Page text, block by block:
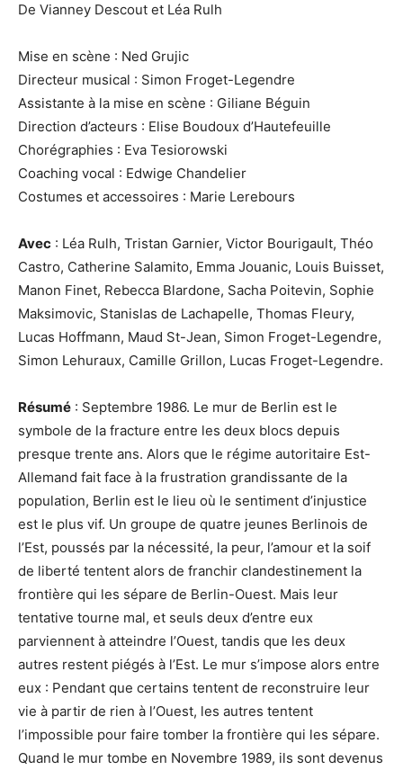
De Vianney Descout et Léa Rulh
Mise en scène : Ned Grujic
Directeur musical : Simon Froget-Legendre
Assistante à la mise en scène : Giliane Béguin
Direction d’acteurs : Elise Boudoux d’Hautefeuille
Chorégraphies : Eva Tesiorowski
Coaching vocal : Edwige Chandelier
Costumes et accessoires : Marie Lerebours
Avec : Léa Rulh, Tristan Garnier, Victor Bourigault, Théo
Castro, Catherine Salamito, Emma Jouanic, Louis Buisset,
Manon Finet, Rebecca Blardone, Sacha Poitevin, Sophie
Maksimovic, Stanislas de Lachapelle, Thomas Fleury,
Lucas Hoffmann, Maud St-Jean, Simon Froget-Legendre,
Simon Lehuraux, Camille Grillon, Lucas Froget-Legendre.
Résumé : Septembre 1986. Le mur de Berlin est le
symbole de la fracture entre les deux blocs depuis
presque trente ans. Alors que le régime autoritaire Est-
Allemand fait face à la frustration grandissante de la
population, Berlin est le lieu où le sentiment d’injustice
est le plus vif. Un groupe de quatre jeunes Berlinois de
l’Est, poussés par la nécessité, la peur, l’amour et la soif
de liberté tentent alors de franchir clandestinement la
frontière qui les sépare de Berlin-Ouest. Mais leur
tentative tourne mal, et seuls deux d’entre eux
parviennent à atteindre l’Ouest, tandis que les deux
autres restent piégés à l’Est. Le mur s’impose alors entre
eux : Pendant que certains tentent de reconstruire leur
vie à partir de rien à l’Ouest, les autres tentent
l’impossible pour faire tomber la frontière qui les sépare.
Quand le mur tombe en Novembre 1989, ils sont devenus